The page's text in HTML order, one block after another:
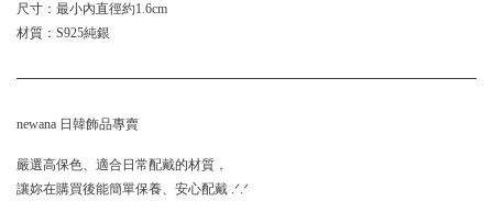
尺寸：最小內直徑約1.6cm
材質：S925純銀
newana 日韓飾品專賣
嚴選高保色、適合日常配戴的材質，
讓妳在購買後能簡單保養、安心配戴 .ᐟ.ᐟ